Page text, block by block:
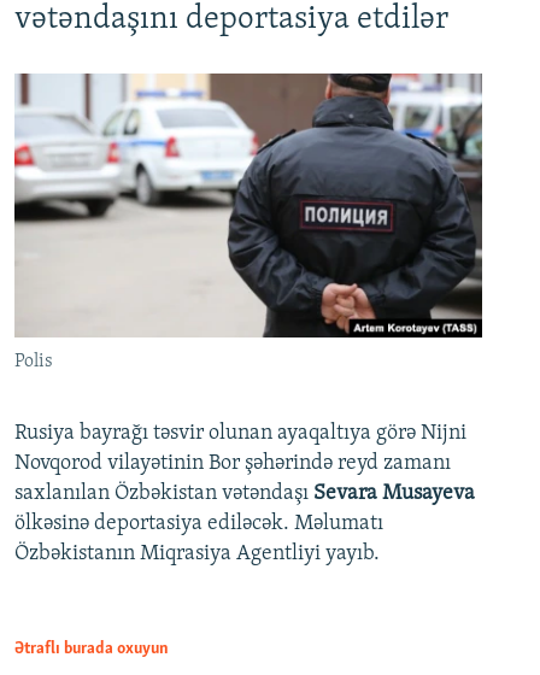
vətəndaşını deportasiya etdilər
Polis
Rusiya bayrağı təsvir olunan ayaqaltıya görə Nijni
Novqorod vilayətinin Bor şəhərində reyd zamanı
saxlanılan Özbəkistan vətəndaşı Sevara Musayeva
ölkəsinə deportasiya ediləcək. Məlumatı
Özbəkistanın Miqrasiya Agentliyi yayıb.
Ətraflı burada oxuyun